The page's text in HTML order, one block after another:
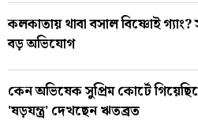
কলকাতায় থাবা বসাল বিষ্ণোই
বড় অভিযোগ
কেন অভিষেক সুপ্রিম কোর্টে
'ষড়যন্ত্র' দেখছেন ঋতব্রত